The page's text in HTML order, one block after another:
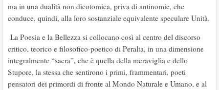
ma in una dualità non dicotomica, priva di antinomie, che
conduce, quindi, alla loro sostanziale equivalente speculare Unità.
La Poesia e la Bellezza si collocano così al centro del discorso
critico, teorico e filosofico-poetico di Peralta, in una dimensione
integralmente “sacra”, che è quella della meraviglia e dello
Stupore, la stessa che sentirono i primi, frammentari, poeti
pensatori dei primordi di fronte al Mondo Naturale e Umano, e al